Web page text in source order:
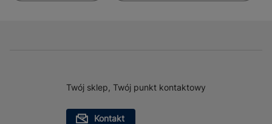
Twój sklep, Twój punkt kontaktowy
Kontakt